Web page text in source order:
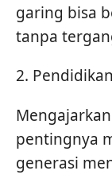
garing bisa
tanpa
2.
pentingnya
generasi